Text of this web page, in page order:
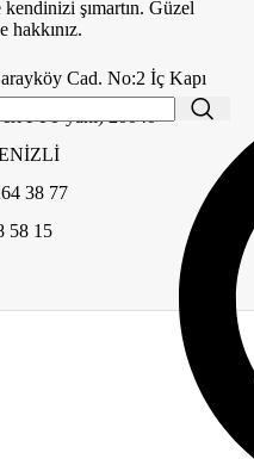
şımartın. Güzel
hakkınız.
Cad. No:2 İç Kapı
PTT yanı) 20040
38 77
58 15